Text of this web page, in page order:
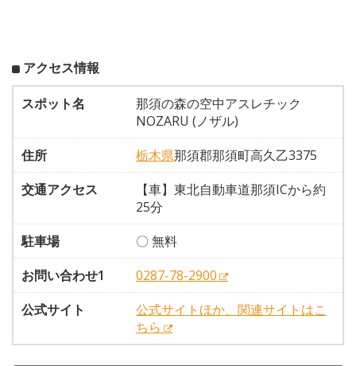
アクセス情報
スポット名
那須の森の空中アスレチック
NOZARU (ノザル)
住所
栃木県那須郡那須町高久乙3375
交通アクセス
【車】東北自動車道那須ICから約
25分
駐車場
〇 無料
お問い合わせ1
0287-78-2900
公式サイト
公式サイトほか、関連サイトはこ
ちら